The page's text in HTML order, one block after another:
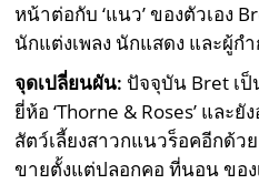
หน้าต่อกับ ‘แนว’ ของตัวเอง
นักแต่งเพลง นักแสดง และผู้ก
จุดเปลี่ยนผัน: ปัจจุบัน Bret เ
ยี่ห้อ ‘Thorne & Roses’ แล
สัตว์เลี้ยงสาวกแนวร็อคอีกด้วย
ขายตั้งแต่ปลอกคอ ที่นอน ของ